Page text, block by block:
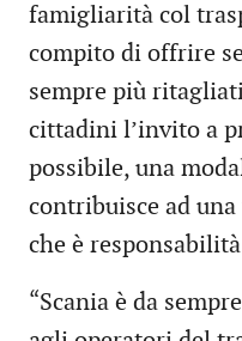
famigliarità col
compito di offrire
sempre più
cittadini l’invito a
possibile, una
contribuisce ad
che è
“Scania è da